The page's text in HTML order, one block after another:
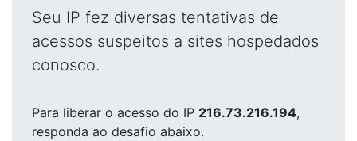
Seu IP fez diversas tentativas de
acessos suspeitos a sites hospedados
conosco.
Para liberar o acesso do IP 216.73.216.194,
responda ao desafio abaixo.